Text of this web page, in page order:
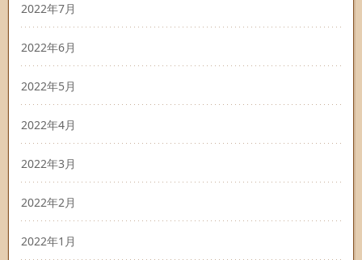
2022年7月
2022年6月
2022年5月
2022年4月
2022年3月
2022年2月
2022年1月